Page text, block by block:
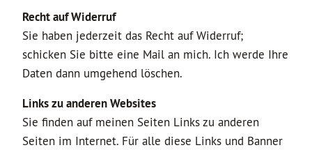
Recht auf Widerruf
Sie haben jederzeit das Recht auf Widerruf;
schicken Sie bitte eine Mail an mich. Ich werde Ihre
Daten dann umgehend löschen.
Links zu anderen Websites
Sie finden auf meinen Seiten Links zu anderen
Seiten im Internet. Für alle diese Links und Banner